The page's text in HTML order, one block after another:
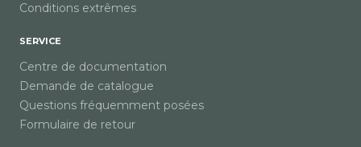
Conditions extrêmes
SERVICE
Centre de documentation
Demande de catalogue
Questions fréquemment posées
Formulaire de retour